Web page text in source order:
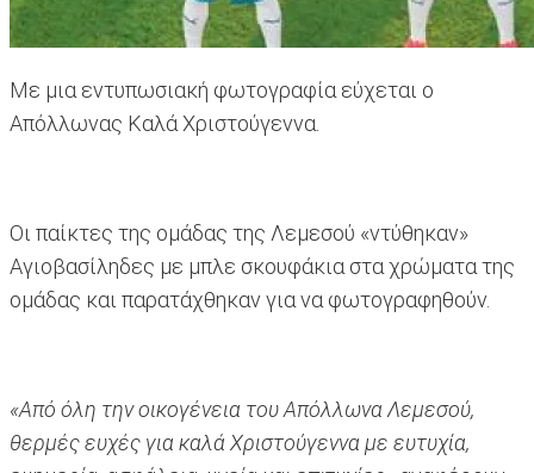
Με μια εντυπωσιακή φωτογραφία εύχεται ο
Απόλλωνας Καλά Χριστούγεννα.
Οι παίκτες της ομάδας της Λεμεσού «ντύθηκαν»
Αγιοβασίληδες με μπλε σκουφάκια στα χρώματα της
ομάδας και παρατάχθηκαν για να φωτογραφηθούν.
«Από όλη την οικογένεια του Απόλλωνα Λεμεσού,
θερμές ευχές για καλά Χριστούγεννα με ευτυχία,